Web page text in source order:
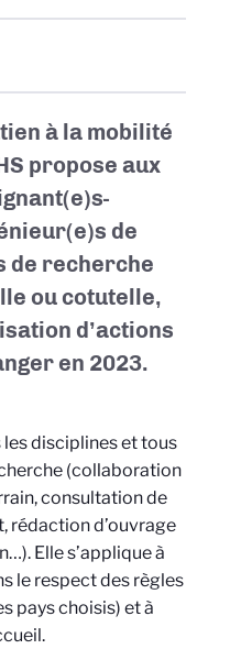
à la mobilité
propose aux
de
de recherche
ou cotutelle,
d’actions
en 2023.
disciplines et tous
(collaboration
consultation de
rédaction d’ouvrage
Elle s’applique à
le respect des règles
pays choisis) et à